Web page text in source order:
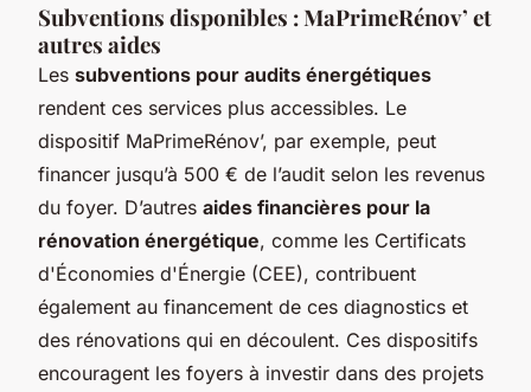
Subventions disponibles : MaPrimeRénov’ et
autres aides
Les subventions pour audits énergétiques
rendent ces services plus accessibles. Le
dispositif MaPrimeRénov’, par exemple, peut
financer jusqu’à 500 € de l’audit selon les revenus
du foyer. D’autres aides financières pour la
rénovation énergétique, comme les Certificats
d'Économies d'Énergie (CEE), contribuent
également au financement de ces diagnostics et
des rénovations qui en découlent. Ces dispositifs
encouragent les foyers à investir dans des projets